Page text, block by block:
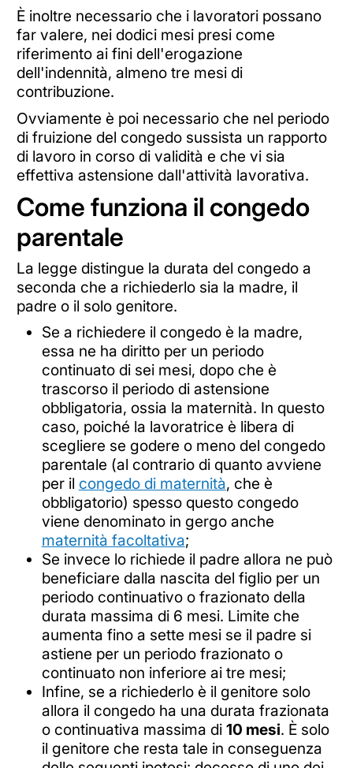
È inoltre necessario che i lavoratori possano
far valere, nei dodici mesi presi come
riferimento ai fini dell'erogazione
dell'indennità, almeno tre mesi di
contribuzione.
Ovviamente è poi necessario che nel periodo
di fruizione del congedo sussista un rapporto
di lavoro in corso di validità e che vi sia
effettiva astensione dall'attività lavorativa.
Come funziona il congedo
parentale
La legge distingue la durata del congedo a
seconda che a richiederlo sia la madre, il
padre o il solo genitore.
Se a richiedere il congedo è la madre,
essa ne ha diritto per un periodo
continuato di sei mesi, dopo che è
trascorso il periodo di astensione
obbligatoria, ossia la maternità. In questo
caso, poiché la lavoratrice è libera di
scegliere se godere o meno del congedo
parentale (al contrario di quanto avviene
per il congedo di maternità, che è
obbligatorio) spesso questo congedo
viene denominato in gergo anche
maternità facoltativa;
Se invece lo richiede il padre allora ne può
beneficiare dalla nascita del figlio per un
periodo continuativo o frazionato della
durata massima di 6 mesi. Limite che
aumenta fino a sette mesi se il padre si
astiene per un periodo frazionato o
continuato non inferiore ai tre mesi;
Infine, se a richiederlo è il genitore solo
allora il congedo ha una durata frazionata
o continuativa massima di 10 mesi. È solo
il genitore che resta tale in conseguenza